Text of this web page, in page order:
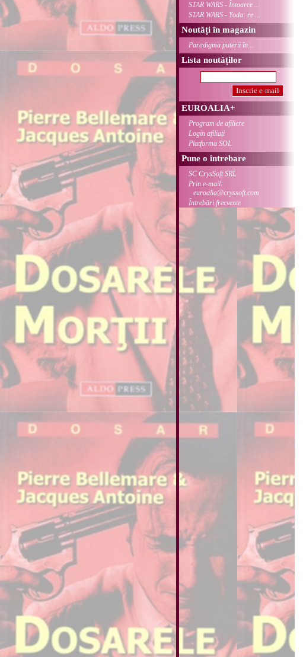
STAR WARS - Întoarce ...
STAR WARS - Yoda: re ...
Noutăți în magazin
Paradigma puterii în ...
Lista noutăților
EUROALIA+
Program de afiliere
Login afiliați
Platforma SOL
Pune o întrebare
SC CrysSoft SRL
Prin e-mail:
euroalia@cryssoft.com
Întrebări frecvente